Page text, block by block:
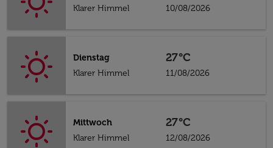
Klarer Himmel
10/08/2026
Dienstag
Klarer Himmel
27°C
11/08/2026
Mittwoch
Klarer Himmel
27°C
12/08/2026